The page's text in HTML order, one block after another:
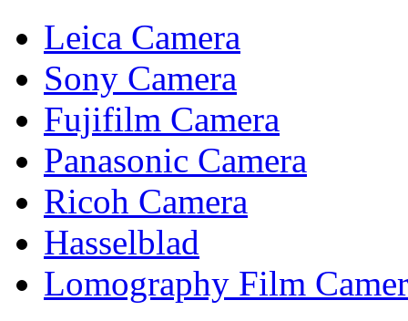
Leica Camera
Sony Camera
Fujifilm Camera
Panasonic Camera
Ricoh Camera
Hasselblad
Lomography Film